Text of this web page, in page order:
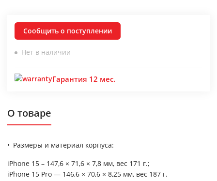
Сообщить о поступлении
Нет в наличии
Гарантия 12 мес.
О товаре
Размеры и материал корпуса:
iPhone 15 – 147,6 × 71,6 × 7,8 мм, вес 171 г.;
iPhone 15 Pro — 146,6 × 70,6 × 8,25 мм, вес 187 г.